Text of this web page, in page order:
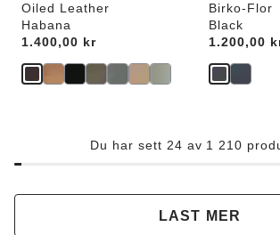
Oiled Leather
Habana
Price:
1.400,00 kr
Birko-Flor
Black
Price:
1.200,00
Du har sett 24 av 1 210
LAST MER